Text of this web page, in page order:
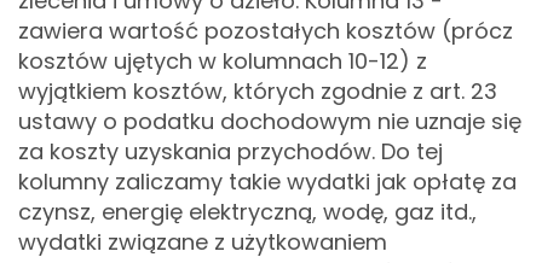
zawiera wartość pozostałych kosztów (prócz
kosztów ujętych w kolumnach 10-12) z
wyjątkiem kosztów, których zgodnie z art. 23
ustawy o podatku dochodowym nie uznaje się
za koszty uzyskania przychodów. Do tej
kolumny zaliczamy takie wydatki jak opłatę za
czynsz, energię elektryczną, wodę, gaz itd.,
wydatki związane z użytkowaniem